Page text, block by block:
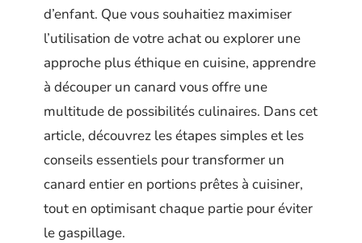
d’enfant. Que vous souhaitiez maximiser
l’utilisation de votre achat ou explorer une
approche plus éthique en cuisine, apprendre
à découper un canard vous offre une
multitude de possibilités culinaires. Dans cet
article, découvrez les étapes simples et les
conseils essentiels pour transformer un
canard entier en portions prêtes à cuisiner,
tout en optimisant chaque partie pour éviter
le gaspillage.